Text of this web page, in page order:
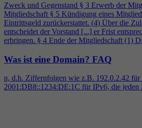
Zweck und Gegenstand § 3 Erwerb der
Mitgliedschaft § 5 Kündigung eines
Eintrittsgeld zurückerstattet. (4) Über die
entscheidet der Vorstand [...] er Frist
erbringen. § 4 Ende der Mitgliedschaft (1)
Was ist eine Domain? FAQ
n, d.h. Ziffernfolgen wie z.B. 192.0.2.42 für
2001:DB8::1234:DE:1C für IPv6, die jeden